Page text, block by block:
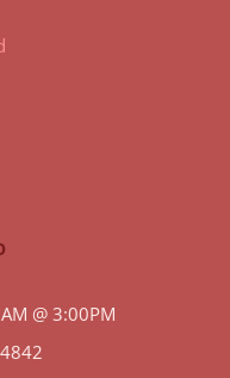
@ 3:00PM